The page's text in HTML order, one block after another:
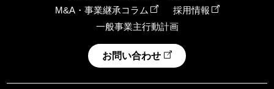
M&A・事業継承コラム
採用情報
一般事業主行動計画
お問い合わせ